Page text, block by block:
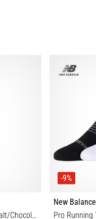
GU Roctane Energy Gel 32 g Sea salt/Chocolate
-9%
New Balance
Pro Running